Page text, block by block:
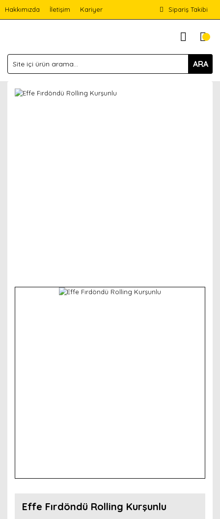
Hakkımızda İletişim Kariyer Sipariş Takibi
ARA
Effe Fırdöndü Rolling Kurşunlu